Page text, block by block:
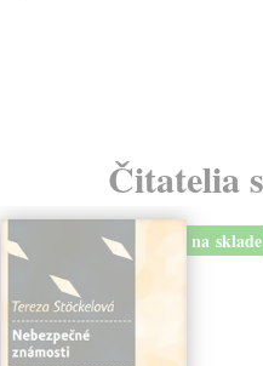
Čitatelia
na sklade